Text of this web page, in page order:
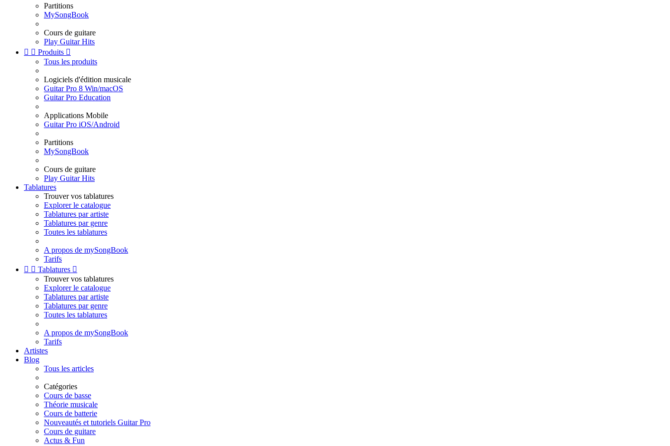
Partitions
MySongBook
Cours de guitare
Play Guitar Hits
  Produits 
Tous les produits
Logiciels d'édition musicale
Guitar Pro 8 Win/macOS
Guitar Pro Education
Applications Mobile
Guitar Pro iOS/Android
Partitions
MySongBook
Cours de guitare
Play Guitar Hits
Tablatures
Trouver vos tablatures
Explorer le catalogue
Tablatures par artiste
Tablatures par genre
Toutes les tablatures
A propos de mySongBook
Tarifs
  Tablatures 
Trouver vos tablatures
Explorer le catalogue
Tablatures par artiste
Tablatures par genre
Toutes les tablatures
A propos de mySongBook
Tarifs
Artistes
Blog
Tous les articles
Catégories
Cours de basse
Théorie musicale
Cours de batterie
Nouveautés et tutoriels Guitar Pro
Cours de guitare
Actus & Fun